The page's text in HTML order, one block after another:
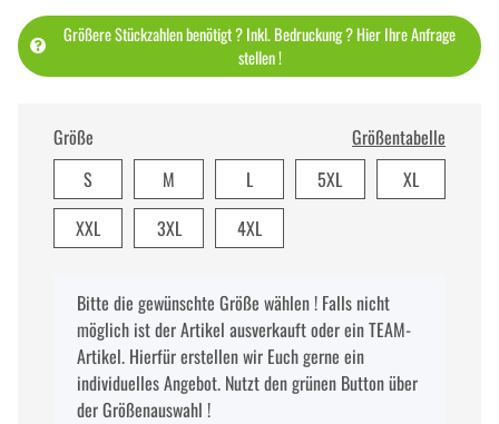
Größere Stückzahlen benötigt ? Inkl. Bedruckung ? Hier Ihre Anfrage
stellen !
Größe
Größentabelle
S
M L 5XL
XL
XXL
3XL 4XL
xBitte die gewünschte Größe wählen ! Falls nicht
möglich ist der Artikel ausverkauft oder ein TEAM-
Artikel. Hierfür erstellen wir Euch gerne ein
individuelles Angebot. Nutzt den grünen Button über
der Größenauswahl !